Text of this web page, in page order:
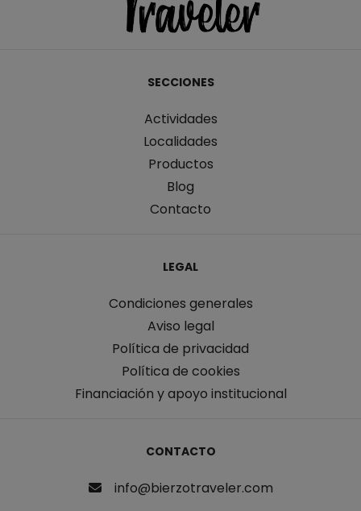
SECCIONES
Actividades
Localidades
Productos
Blog
Contacto
LEGAL
Condiciones generales
Aviso legal
Política de privacidad
Política de cookies
Financiación y apoyo institucional
CONTACTO
info@bierzotraveler.com